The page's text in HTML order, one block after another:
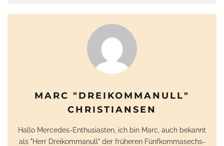
MARC "DREIKOMMANULL"
CHRISTIANSEN
Hallo Mercedes-Enthusiasten, ich bin Marc, auch bekannt
als "Herr Dreikommanull" der früheren Fünfkommasechs-